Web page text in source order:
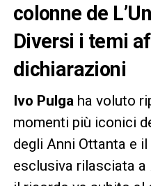
colonne de
Diversi i temi
dichiarazioni
Ivo Pulga ha voluto
momenti più iconici
degli Anni Ottanta e
esclusiva rilasciata a